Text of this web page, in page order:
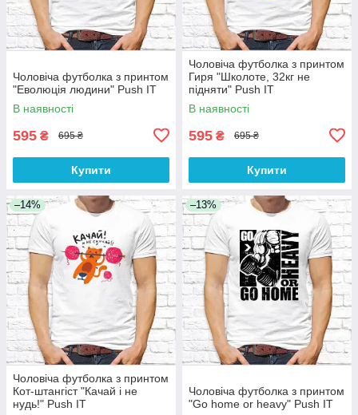
Чоловіча футболка з принтом
"Еволюція людини" Push IT
В наявності
595 ₴ 695 ₴
Купити
Чоловіча футболка з принтом
Гиря "Школоте, 32кг не
підняти" Push IT
В наявності
595 ₴ 695 ₴
Купити
–14%
Чоловіча футболка з принтом
Кот-штангіст "Качай і не
нудь!" Push IT
–13%
Чоловіча футболка з принтом
"Go home or heavy" Push IT